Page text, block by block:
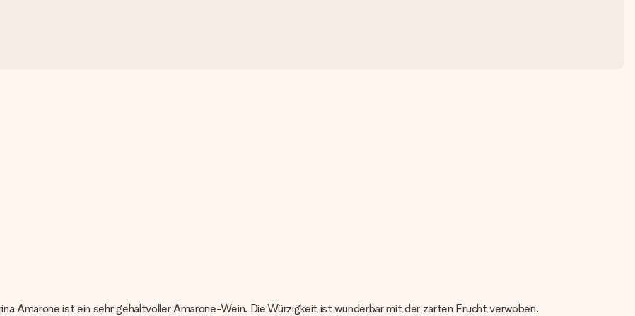
Amarone ist ein sehr gehaltvoller Amarone-Wein. Die Würzigkeit ist wunderbar mit der zarten Frucht verwoben.